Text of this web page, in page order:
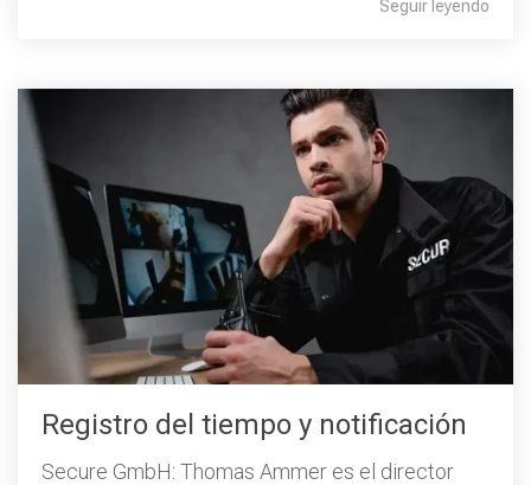
Seguir leyendo
Registro del tiempo y notificación
Secure GmbH: Thomas Ammer es el director